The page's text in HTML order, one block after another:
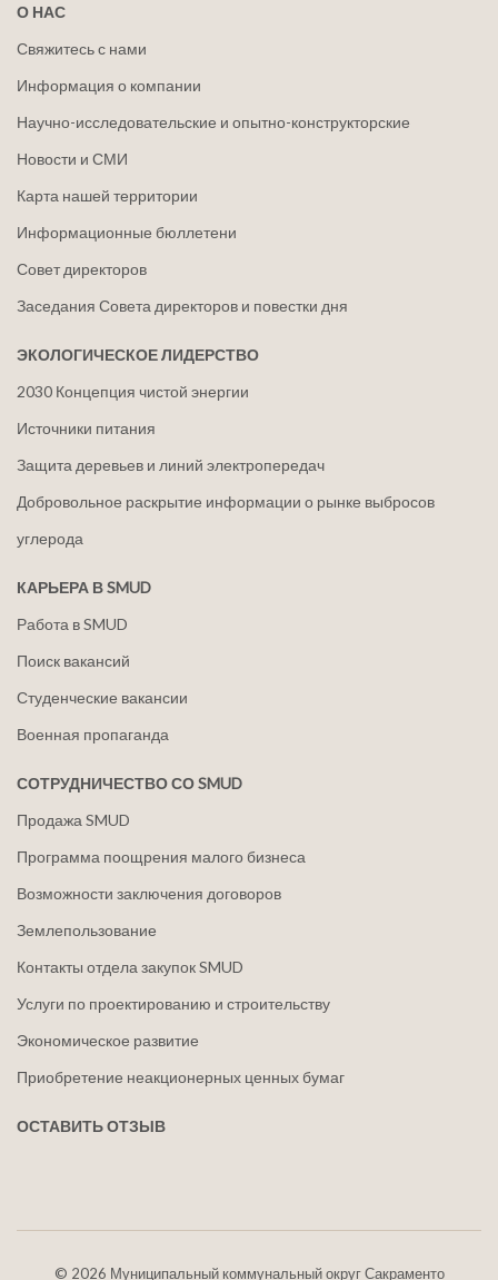
О НАС
Свяжитесь с нами
Информация о компании
Научно-исследовательские и опытно-конструкторские
Новости и СМИ
Карта нашей территории
Информационные бюллетени
Совет директоров
Заседания Совета директоров и повестки дня
ЭКОЛОГИЧЕСКОЕ ЛИДЕРСТВО
2030 Концепция чистой энергии
Источники питания
Защита деревьев и линий электропередач
Добровольное раскрытие информации о рынке выбросов
углерода
КАРЬЕРА В SMUD
Работа в SMUD
Поиск вакансий
Студенческие вакансии
Военная пропаганда
СОТРУДНИЧЕСТВО СО SMUD
Продажа SMUD
Программа поощрения малого бизнеса
Возможности заключения договоров
Землепользование
Контакты отдела закупок SMUD
Услуги по проектированию и строительству
Экономическое развитие
Приобретение неакционерных ценных бумаг
ОСТАВИТЬ ОТЗЫВ
© 2026 Муниципальный коммунальный округ Сакраменто